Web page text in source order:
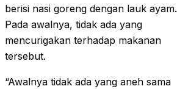
berisi nasi goreng dengan lauk ayam.
Pada awalnya, tidak ada yang
mencurigakan terhadap makanan
tersebut.
“Awalnya tidak ada yang aneh sama